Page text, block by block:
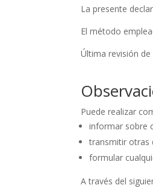
La presente
El método
Última revisión de
Puede realizar
informar sobre
transmitir otras
formular
A través del